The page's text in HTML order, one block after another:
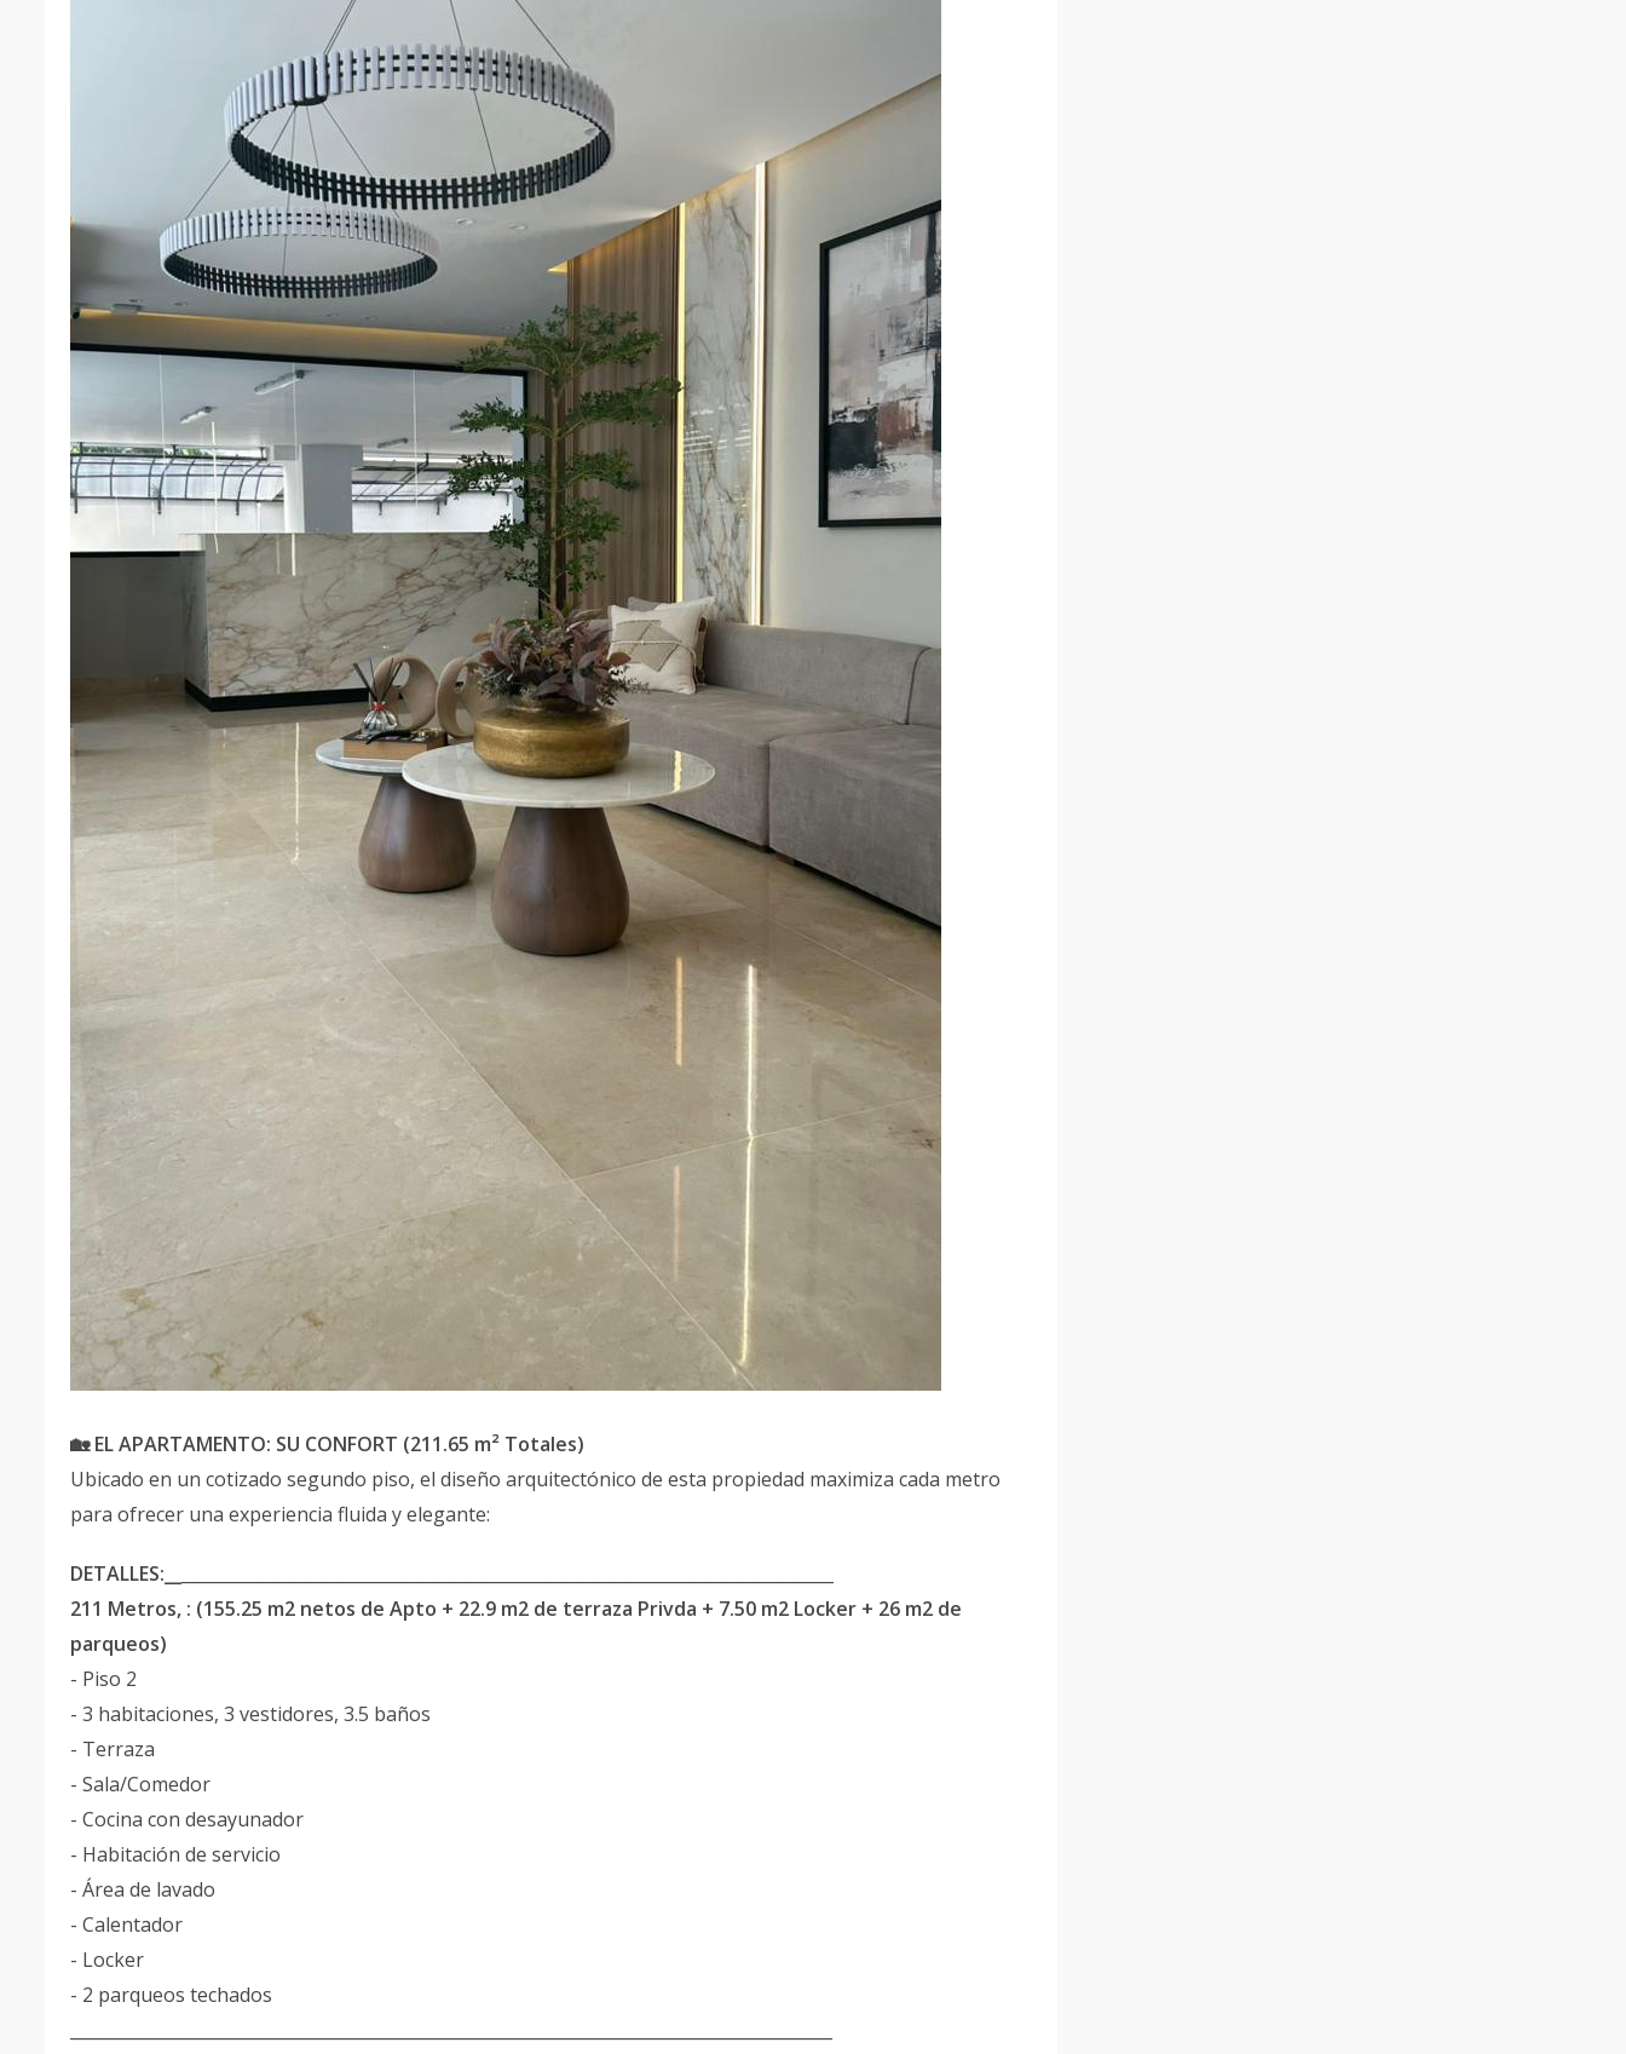
🏡 EL APARTAMENTO: SU CONFORT (211.65 m² Totales)
Ubicado en un cotizado segundo piso, el diseño arquitectónico de esta propiedad maximiza cada metro
para ofrecer una experiencia fluida y elegante:
DETALLES:__
211 Metros, : (155.25 m2 netos de Apto + 22.9 m2 de terraza Privda + 7.50 m2 Locker + 26 m2 de
parqueos)
- Piso 2
- 3 habitaciones, 3 vestidores, 3.5 baños
- Terraza
- Sala/Comedor
- Cocina con desayunador
- Habitación de servicio
- Área de lavado
- Calentador
- ⁠Locker
- 2 parqueos techados